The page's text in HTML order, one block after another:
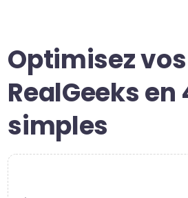
Optimisez
RealGeeks en
simples